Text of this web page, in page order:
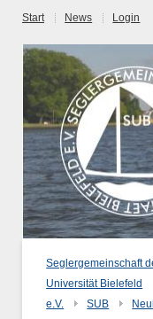
Start News Login
Seglergemeinschaft
Universität Bielefeld
e.V.
SUB